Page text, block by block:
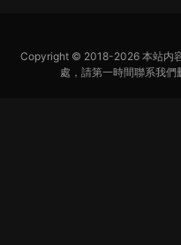
Copyright © 2018-2026 本站内
處，請第一時間聯系我